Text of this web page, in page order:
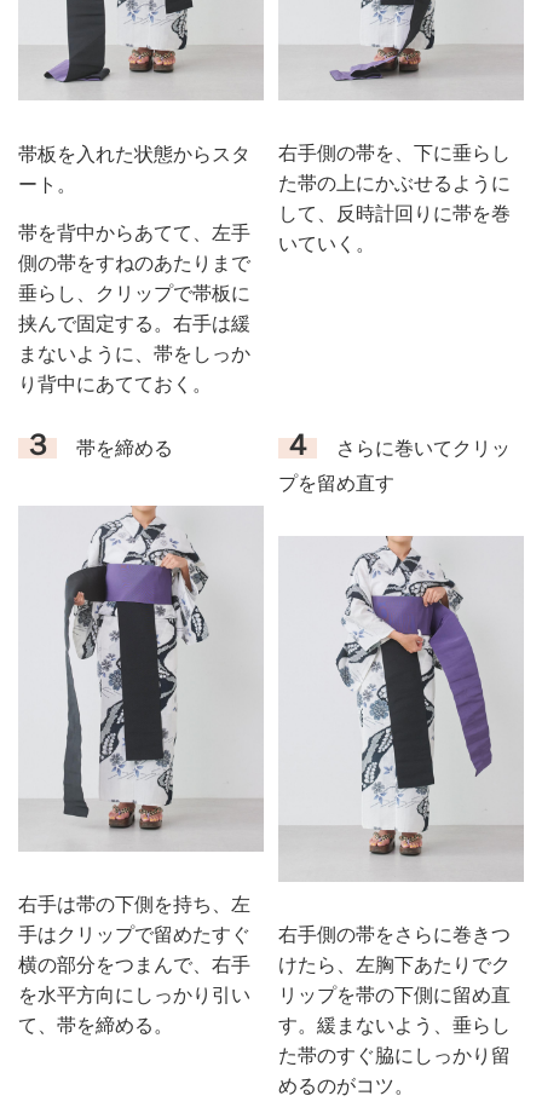
帯板を入れた状態からスタ
ート。
帯を背中からあてて、左手
側の帯をすねのあたりまで
垂らし、クリップで帯板に
挟んで固定する。右手は緩
まないように、帯をしっか
り背中にあてておく。
右手側の帯を、下に垂らし
た帯の上にかぶせるように
して、反時計回りに帯を巻
いていく。
３ 帯を締める
右手は帯の下側を持ち、左
手はクリップで留めたすぐ
横の部分をつまんで、右手
を水平方向にしっかり引い
て、帯を締める。
４
さらに巻いてクリッ
プを留め直す
右手側の帯をさらに巻きつ
けたら、左胸下あたりでク
リップを帯の下側に留め直
す。緩まないよう、垂らし
た帯のすぐ脇にしっかり留
めるのがコツ。